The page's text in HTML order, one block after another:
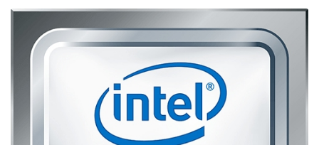
Liên hệ
Liên hệ
GIGABYTE
G593-ZD1 (rev.
AAX1)